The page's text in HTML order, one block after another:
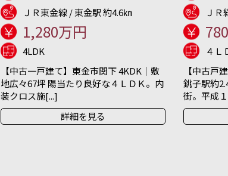
ＪＲ東金線 / 東金駅 約4.6㎞
1,280万円
4LDK
【中古一戸建て】東金市関下 4KDK｜敷
地広々67坪 陽当たり良好な４ＬＤＫ。内
装クロス施[...]
詳細を見る
ＪＲ
４Ｌ
【中古戸
銚子駅約
街。平成